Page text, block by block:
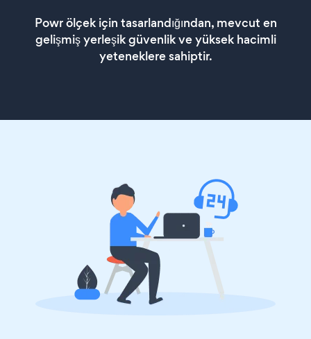
Powr ölçek için tasarlandığından, mevcut en
gelişmiş yerleşik güvenlik ve yüksek hacimli
yeteneklere sahiptir.